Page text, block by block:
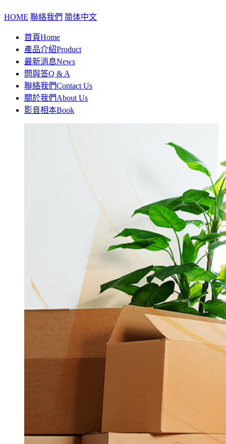
HOME 聯絡我們 简体中文
首頁Home
產品介紹Product
最新消息News
問與答Q & A
聯絡我們Contact Us
關於我們About Us
影音相本Book